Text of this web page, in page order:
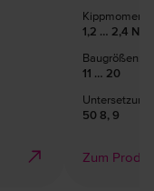
Kippmoment
1,2 … 2,4 Nm
Baugrößen:
11 … 20
Untersetzung:
50 8, 9
Zum